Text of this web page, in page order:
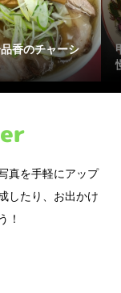
香のチャーシ
真を手軽にアップ
したり、お出かけ
！